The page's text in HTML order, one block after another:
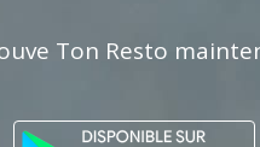
Ton Resto